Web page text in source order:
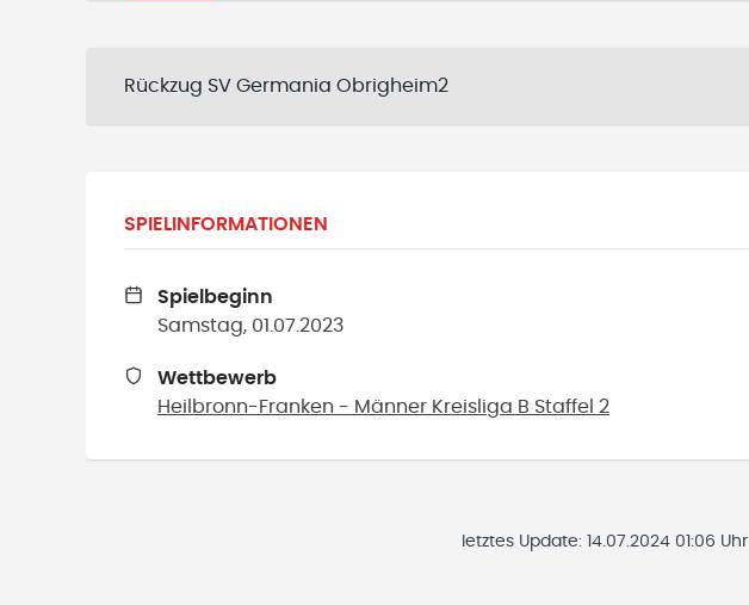
Rückzug SV Germania Obrigheim2
SPIELINFORMATIONEN
Spielbeginn
Samstag, 01.07.2023
Wettbewerb
Heilbronn-Franken - Männer Kreisliga B Staffel 2
letztes Update: 14.07.2024 01:06 Uhr